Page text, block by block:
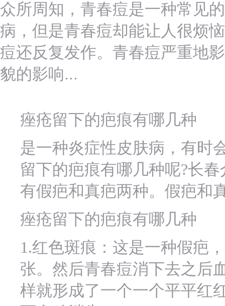
众所周知，青春痘是一种常见
病，但是青春痘却能让人很烦
痘还反复发作。青春痘严重地
貌的影响...
痤疮留下的疤痕有哪几种
是一种炎症性皮肤病，有时
留下的疤痕有哪几种呢?长
有假疤和真疤两种。假疤和
痤疮留下的疤痕有哪几种
1.红色斑痕：这是一种假疤
张。然后青春痘消下去之后
样就形成了一个一个平平红